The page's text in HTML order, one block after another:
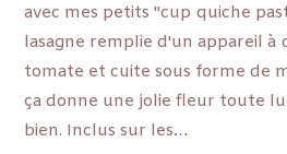
avec mes petits "cup quiche
lasagne remplie d'un appareil à
tomate et cuite sous forme de
ça donne une jolie fleur toute
bien. Inclus sur les…